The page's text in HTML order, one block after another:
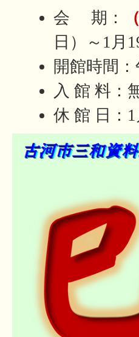
会 期：
日）～1月
開館時間
入 館 料：
休 館 日：1